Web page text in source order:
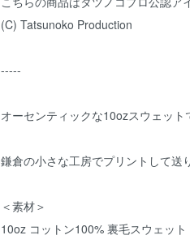
(C) Tatsunoko Production
-----
オーセンティックな10ozスウェット
鎌倉の小さな工房でプリントして送
＜素材＞
10oz コットン100% 裏毛スウェット